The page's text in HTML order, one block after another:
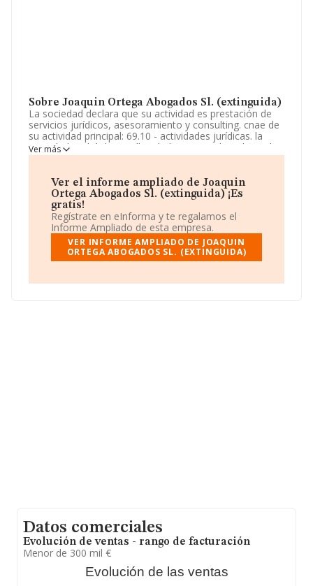
Sobre Joaquin Ortega Abogados Sl. (extinguida)
La sociedad declara que su actividad es prestación de
servicios jurídicos, asesoramiento y consulting. cnae de
su actividad principal: 69.10 - actividades jurídicas. la
sociedad podrá desarrollar el objeto social mediante la
titularidad de acciones o de participaciones en
las activida. La empresa aparece inscrita en el Registro
Mercantil como Sociedad Limitada. Clasifica su actividad
CNAE como 'Actividades jurídicas', código 6910. No
realiza actividad de importación y/o exportación.
Su teléfono es 968123829 y el correo electrónico es
jortega@jortega-abogados.es. Puedes consultar su
página web aquí:www.jortega-abogados.es.
La empresa españolaJoaquin Ortega Abogados S.L.
Ver más
Ver el informe ampliado de Joaquin
Ortega Abogados Sl. (extinguida) ¡Es
gratis!
Regístrate en eInforma y te regalamos el
Informe Ampliado de esta empresa.
VER INFORME AMPLIADO DE JOAQUIN
ORTEGA ABOGADOS SL. (EXTINGUIDA)
Datos comerciales
Evolución de ventas - rango de facturación
Menor de 300 mil €
Evolución de las ventas